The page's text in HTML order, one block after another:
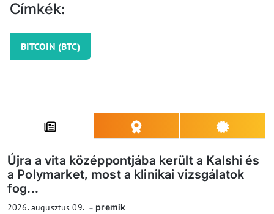
Címkék:
BITCOIN (BTC)
Újra a vita középpontjába került a Kalshi és
a Polymarket, most a klinikai vizsgálatok
fog...
2026. augusztus 09. premik